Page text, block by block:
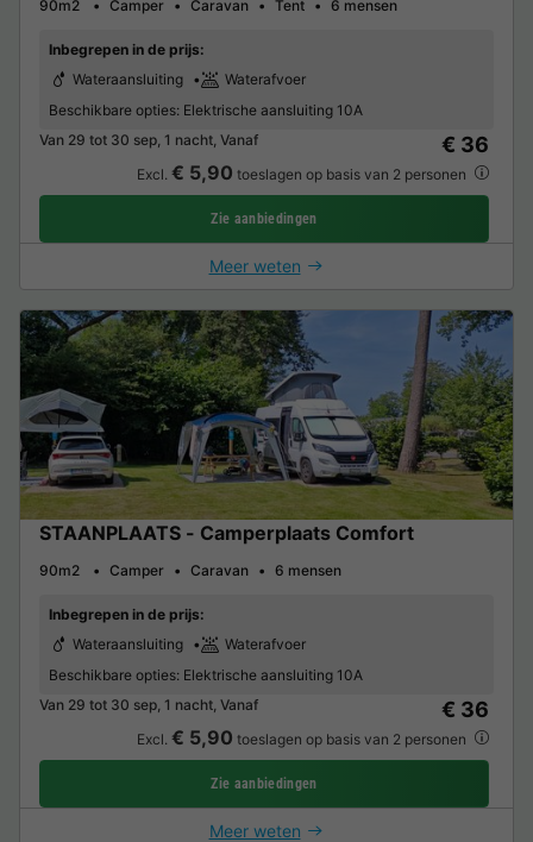
90m2 Camper Caravan Tent 6 mensen
Inbegrepen in de prijs:
Wateraansluiting
Waterafvoer
Beschikbare opties: Elektrische aansluiting 10A
Van 29 tot 30 sep, 1 nacht, Vanaf
€ 36
Excl. € 5,90 toeslagen op basis van 2 personen
Zie aanbiedingen
Meer weten
STAANPLAATS - Camperplaats Comfort
90m2 Camper Caravan 6 mensen
Inbegrepen in de prijs:
Wateraansluiting
Waterafvoer
Beschikbare opties: Elektrische aansluiting 10A
Van 29 tot 30 sep, 1 nacht, Vanaf
€ 36
Excl. € 5,90 toeslagen op basis van 2 personen
Zie aanbiedingen
Meer weten